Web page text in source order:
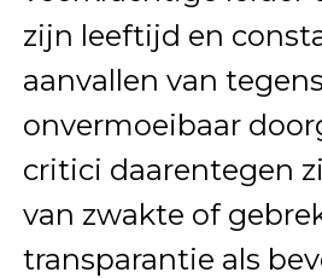
zijn leeftijd en
aanvallen van
onvermoeibaar
critici daarentegen
van zwakte of
transparantie als